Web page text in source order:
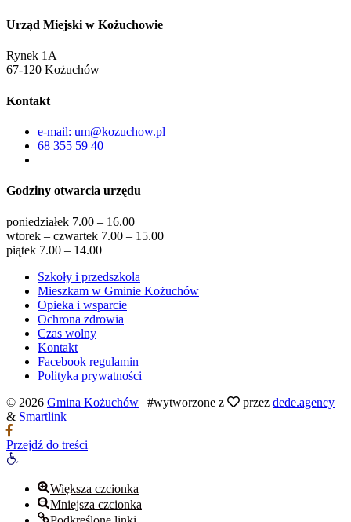
Urząd Miejski w Kożuchowie
Rynek 1A
67-120 Kożuchów
Kontakt
e-mail: um@kozuchow.pl
68 355 59 40
Godziny otwarcia urzędu
poniedziałek 7.00 – 16.00
wtorek – czwartek 7.00 – 15.00
piątek 7.00 – 14.00
Szkoły i przedszkola
Mieszkam w Gminie Kożuchów
Opieka i wsparcie
Ochrona zdrowia
Czas wolny
Kontakt
Facebook regulamin
Polityka prywatności
© 2026 Gmina Kożuchów | #wytworzone z przez dede.agency
& Smartlink
Przejdź do treści
Otwórz
narzędzi Większa czcionka
Mniejsza czcionka